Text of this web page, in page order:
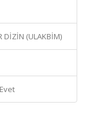
DİZİN (ULAKBİM)
Evet